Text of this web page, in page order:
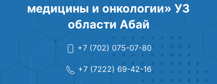
медицины и онкологии» УЗ
области Абай
+7 (702) 075-07-80
+7 (7222) 69-42-16